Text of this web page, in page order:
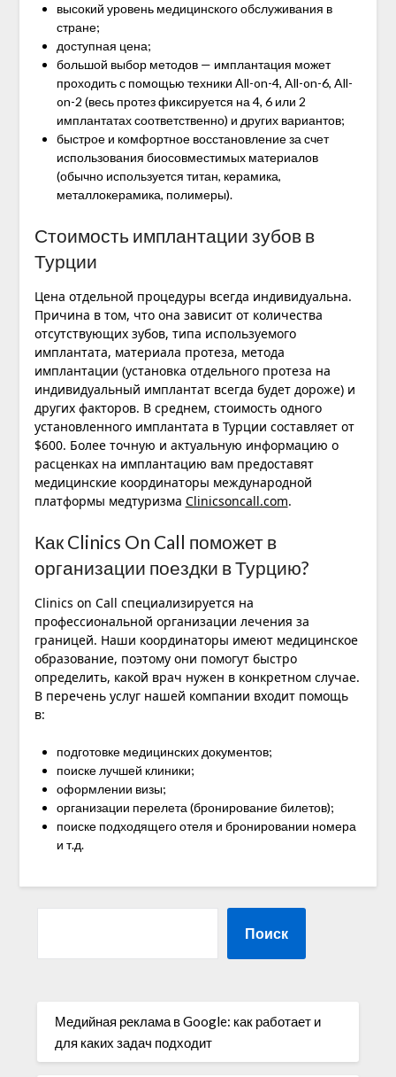
высокий уровень медицинского обслуживания в
стране;
доступная цена;
большой выбор методов — имплантация может
проходить с помощью техники All-on-4, All-on-6, All-
on-2 (весь протез фиксируется на 4, 6 или 2
имплантатах соответственно) и других вариантов;
быстрое и комфортное восстановление за счет
использования биосовместимых материалов
(обычно используется титан, керамика,
металлокерамика, полимеры).
Стоимость имплантации зубов в
Турции
Цена отдельной процедуры всегда индивидуальна.
Причина в том, что она зависит от количества
отсутствующих зубов, типа используемого
имплантата, материала протеза, метода
имплантации (установка отдельного протеза на
индивидуальный имплантат всегда будет дороже) и
других факторов. В среднем, стоимость одного
установленного имплантата в Турции составляет от
$600. Более точную и актуальную информацию о
расценках на имплантацию вам предоставят
медицинские координаторы международной
платформы медтуризма Clinicsoncall.com.
Как Clinics On Call поможет в
организации поездки в Турцию?
Clinics on Call специализируется на
профессиональной организации лечения за
границей. Наши координаторы имеют медицинское
образование, поэтому они помогут быстро
определить, какой врач нужен в конкретном случае.
В перечень услуг нашей компании входит помощь
в:
подготовке медицинских документов;
поиске лучшей клиники;
оформлении визы;
организации перелета (бронирование билетов);
поиске подходящего отеля и бронировании номера
и т.д.
Поиск
Медийная реклама в Google: как работает и
для каких задач подходит